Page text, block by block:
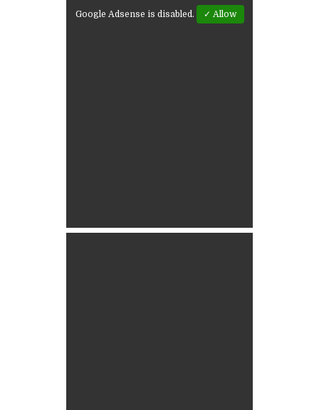
Google Adsense is disabled. ✓ Allow